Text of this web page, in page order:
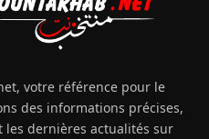
votre référence pour le
des informations précises,
les dernières actualités sur